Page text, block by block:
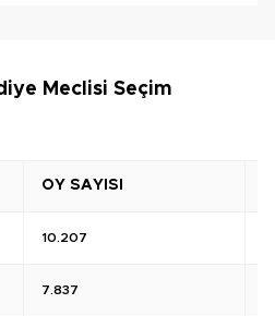
Meclisi Seçim
OY SAYISI
10.207
7.837